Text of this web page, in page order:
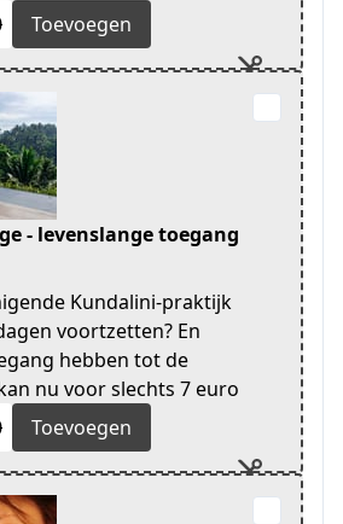
Toevoegen
- levenslange toegang
Kundalini-praktijk
voortzetten? En
hebben tot de
nu voor slechts 7 euro
Toevoegen